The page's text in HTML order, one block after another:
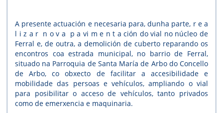
A presente actuación e necesaria para, dunha parte, r e a
l i z a r n o v a p a vi m e n t a ción do vial no núcleo de
Ferral e, de outra, a demolición de cuberto reparando os
encontros coa estrada municipal, no barrio de Ferral,
situado na Parroquia de Santa María de Arbo do Concello
de Arbo, co obxecto de facilitar a accesibilidade e
mobilidade das persoas e vehículos, ampliando o vial
para posibilitar o acceso de vehículos, tanto privados
como de emerxencia e maquinaria.